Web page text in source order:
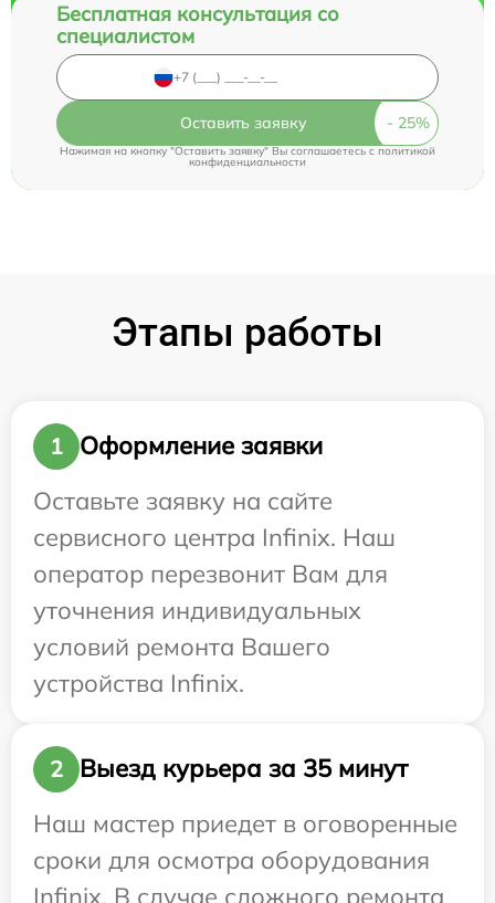
Бесплатная консультация со
специалистом
Оставить заявку
Нажимая на кнопку "Оставить заявку" Вы соглашаетесь cполитикой
конфиденциальности
Этапы работы
1
Оформление заявки
Оставьте заявку на сайте
сервисного центра Infinix. Наш
оператор перезвонит Вам для
уточнения индивидуальных
условий ремонта Вашего
устройства Infinix.
2
Выезд курьера за 35 минут
Наш мастер приедет в оговоренные
сроки для осмотра оборудования
Infinix. В случае сложного ремонта